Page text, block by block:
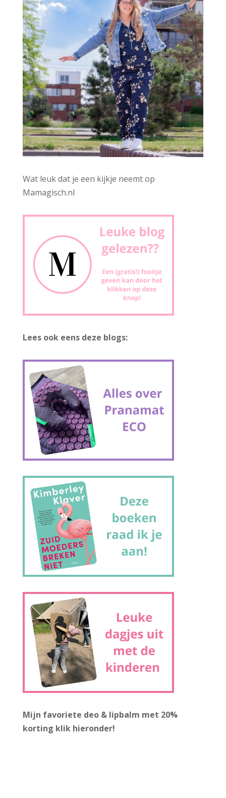
Wat leuk dat je een kijkje neemt op
Mamagisch.nl
Lees ook eens deze blogs:
Mijn favoriete deo & lipbalm met 20%
korting klik hieronder!